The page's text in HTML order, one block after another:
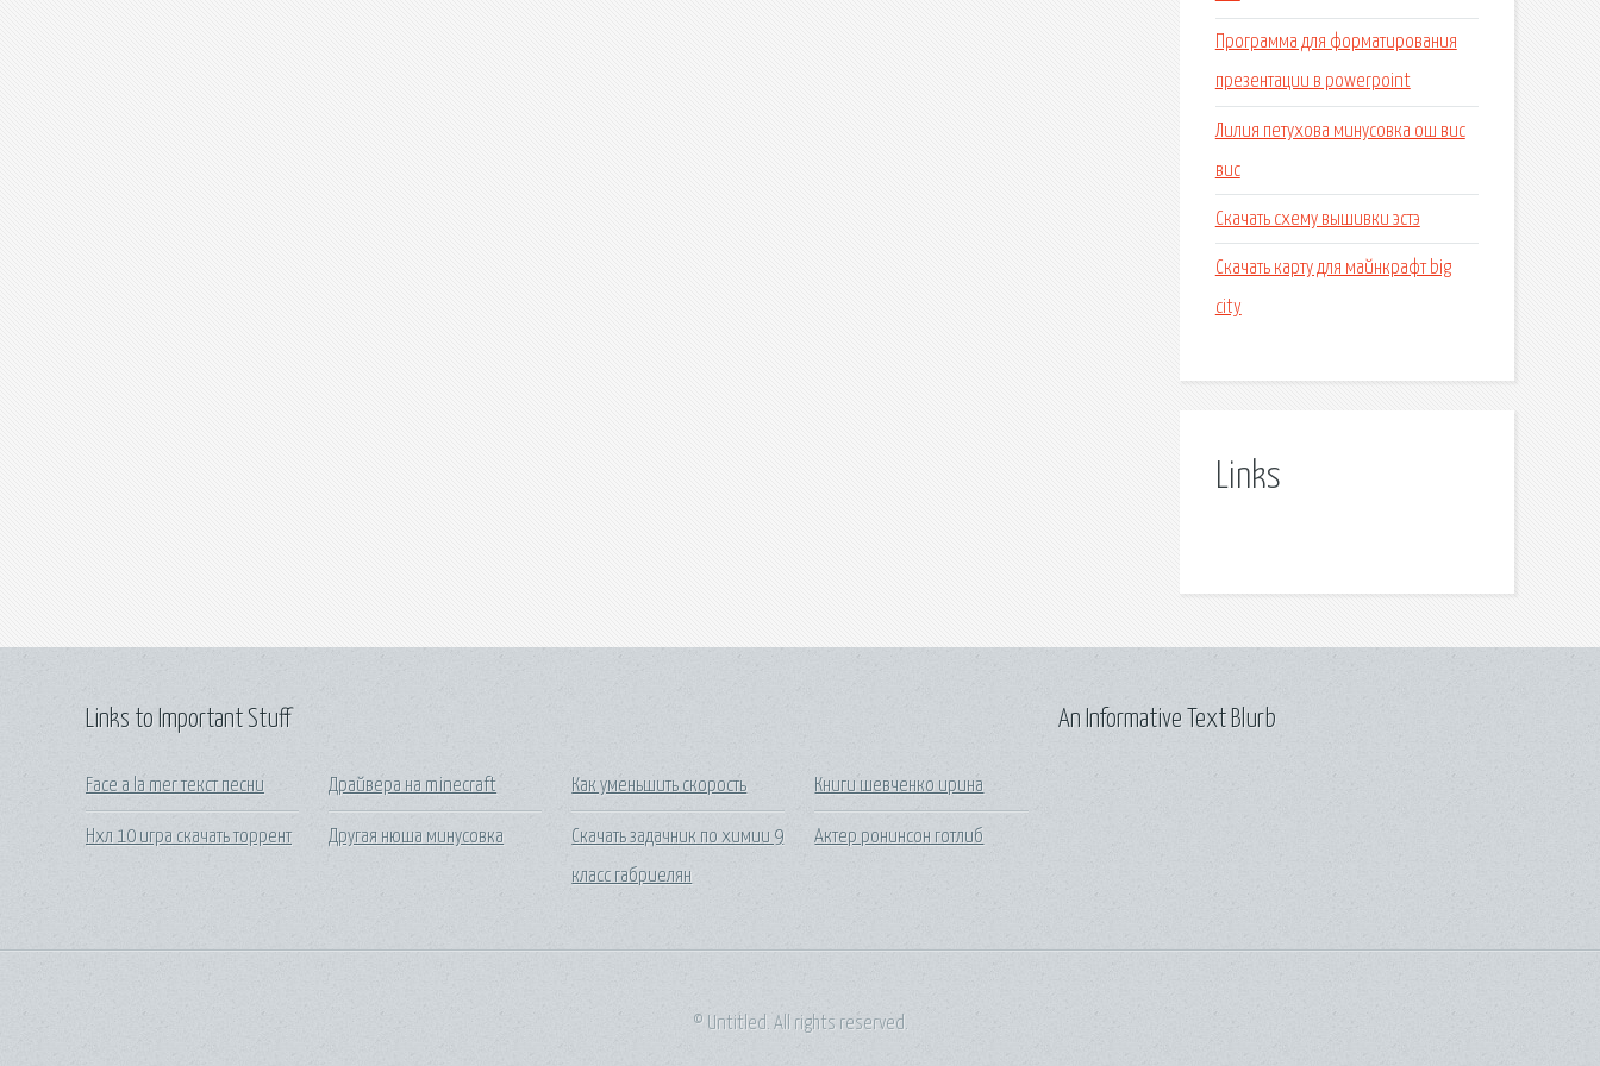
Программа для форматирования
презентации в powerpoint
Лилия петухова минусовка ош вис
вис
Скачать схему вышивки эстэ
Скачать карту для майнкрафт big
city
Links
Links to Important Stuff
Face a la mer текст песни
Нхл 10 игра скачать торрент
Драйвера на minecraft
Другая нюша минусовка
Как уменьшить скорость
Скачать задачник по химии 9
класс габриелян
Книги шевченко ирина
Актер ронинсон готлиб
An Informative Text Blurb
© Untitled. All rights reserved.